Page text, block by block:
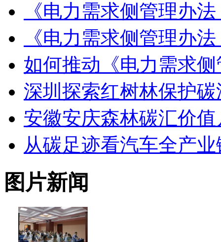
《电力需求侧管理办
《电力需求侧管理办
如何推动《电力需求
深圳探索红树林保护
安徽安庆森林碳汇价
从碳足迹看汽车全产
图片新闻